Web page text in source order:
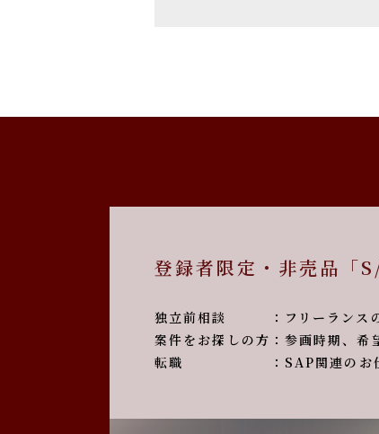
登録者限定・非売品「
独立前相談 ：フリーランスの
案件をお探しの方：参画時期、希
転職 ：SAP関連のお仕事